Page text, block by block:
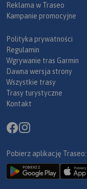
Reklama w Traseo
Kampanie promocyjne
Polityka prywatności
Regulamin
Wgrywanie tras Garmin
Dawna wersja strony
Wszystkie trasy
Trasy turystyczne
Kontakt
Pobierz aplikację Traseo: